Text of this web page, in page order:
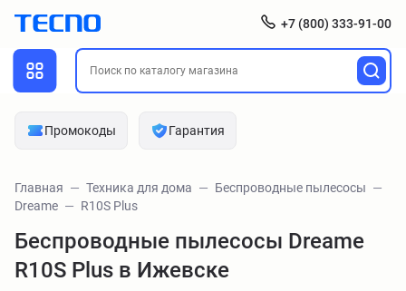
+7 (800) 333-91-00
Промокоды Гарантия
Главная Техника для дома
Беспроводные пылесосы
Dreame
R10S Plus
Беспроводные пылесосы Dreame
R10S Plus в Ижевске